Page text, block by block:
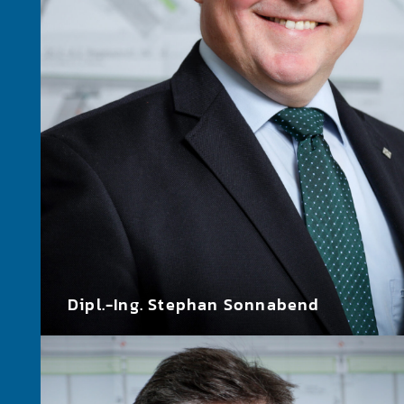
Dipl.-Ing. Stephan Sonnabend